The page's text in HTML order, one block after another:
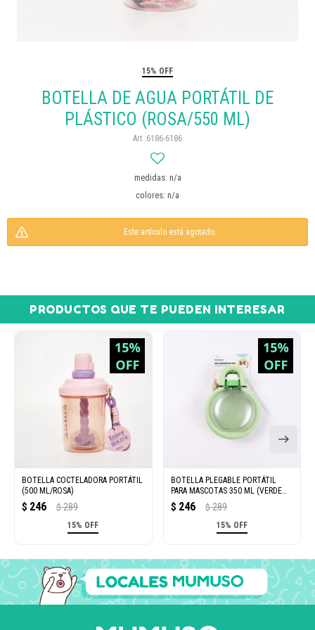
15% OFF
BOTELLA DE AGUA PORTÁTIL DE
PLÁSTICO (ROSA/550 ML)
6186-6186
medidas: n/a
colores: n/a
Este artículo está agotado.
PRODUCTOS QUE TE PUEDEN INTERESAR
BOTELLA COCTELADORA PORTÁTIL
(500 ML/ROSA)
$ 246 $ 289
15% OFF
BOTELLA PLEGABLE PORTÁTIL
PARA MASCOTAS 350 ML (VERDE
AGUACATE)
$ 246 $ 289
15% OFF